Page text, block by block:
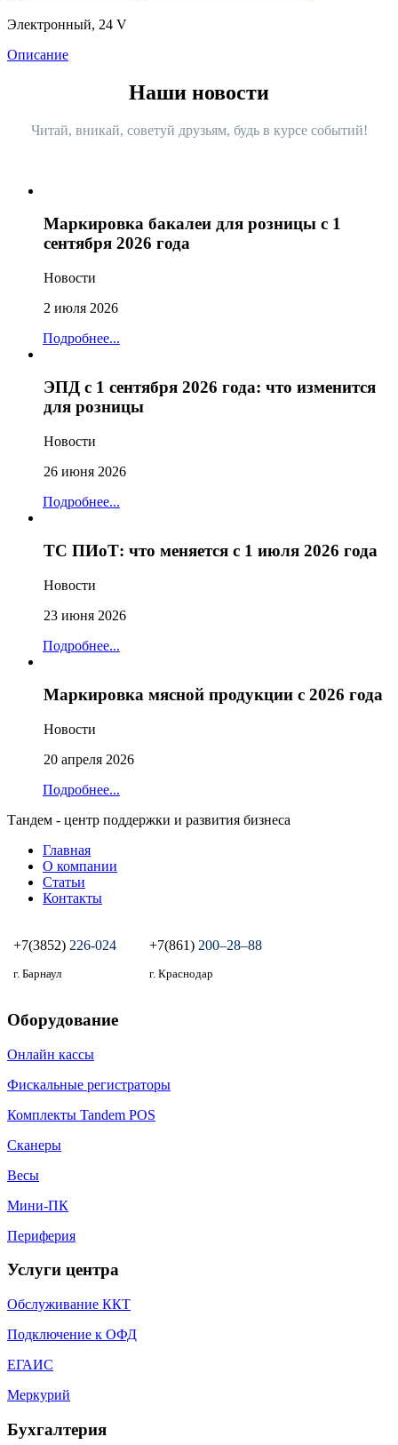
Электронный, 24 V
Описание
Наши новости
Читай, вникай, советуй друзьям, будь в курсе событий!
Маркировка бакалеи для розницы с 1
сентября 2026 года
Новости
2 июля 2026
Подробнее...
ЭПД с 1 сентября 2026 года: что изменится
для розницы
Новости
26 июня 2026
Подробнее...
ТС ПИоТ: что меняется с 1 июля 2026 года
Новости
23 июня 2026
Подробнее...
Маркировка мясной продукции с 2026 года
Новости
20 апреля 2026
Подробнее...
Тандем - центр поддержки и развития бизнеса
Главная
О компании
Статьи
Контакты
+7(3852) 226-024
г. Барнаул
+7(861) 200‒28‒88
г. Краснодар
Оборудование
Онлайн кассы
Фискальные регистраторы
Комплекты Tandem POS
Сканеры
Весы
Мини-ПК
Периферия
Услуги центра
Обслуживание ККТ
Подключение к ОФД
ЕГАИС
Меркурий
Бухгалтерия